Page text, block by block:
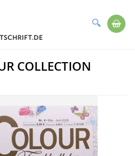
Suche
COLLECTION